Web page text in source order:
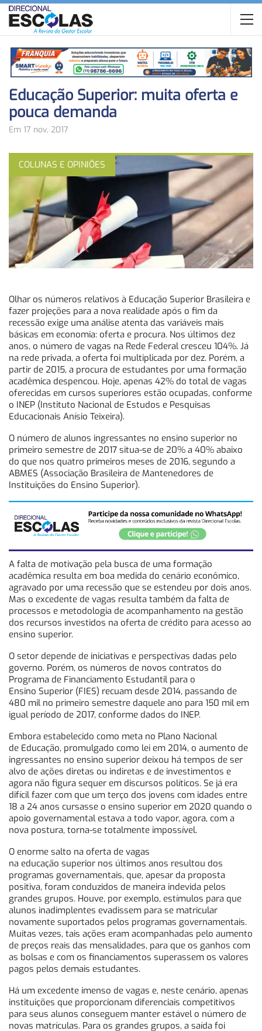
Educação Superior: muita oferta e
pouca demanda
Em 17 nov, 2017
COLUNAS E OPINIÕES
Olhar os números relativos à Educação Superior Brasileira e
fazer projeções para a nova realidade após o fim da
recessão exige uma análise atenta das variáveis mais
básicas em economia: oferta e procura. Nos últimos dez
anos, o número de vagas na Rede Federal cresceu 104%. Já
na rede privada, a oferta foi multiplicada por dez. Porém, a
partir de 2015, a procura de estudantes por uma formação
acadêmica despencou. Hoje, apenas 42% do total de vagas
oferecidas em cursos superiores estão ocupadas, conforme
o INEP (Instituto Nacional de Estudos e Pesquisas
Educacionais Anísio Teixeira).
O número de alunos ingressantes no ensino superior no
primeiro semestre de 2017 situa-se de 20% a 40% abaixo
do que nos quatro primeiros meses de 2016, segundo a
ABMES (Associação Brasileira de Mantenedores de
Instituições do Ensino Superior).
A falta de motivação pela busca de uma formação
acadêmica resulta em boa medida do cenário econômico,
agravado por uma recessão que se estendeu por dois anos.
Mas o excedente de vagas resulta também da falta de
processos e metodologia de acompanhamento na gestão
dos recursos investidos na oferta de crédito para acesso ao
ensino superior.
O setor depende de iniciativas e perspectivas dadas pelo
governo. Porém, os números de novos contratos do
Programa de Financiamento Estudantil para o
Ensino Superior (FIES) recuam desde 2014, passando de
480 mil no primeiro semestre daquele ano para 150 mil em
igual período de 2017, conforme dados do INEP.
Embora estabelecido como meta no Plano Nacional
de Educação, promulgado como lei em 2014, o aumento de
ingressantes no ensino superior deixou há tempos de ser
alvo de ações diretas ou indiretas e de investimentos e
agora não figura sequer em discursos políticos. Se já era
difícil fazer com que um terço dos jovens com idades entre
18 a 24 anos cursasse o ensino superior em 2020 quando o
apoio governamental estava a todo vapor, agora, com a
nova postura, torna-se totalmente impossível.
O enorme salto na oferta de vagas
na educação superior nos últimos anos resultou dos
programas governamentais, que, apesar da proposta
positiva, foram conduzidos de maneira indevida pelos
grandes grupos. Houve, por exemplo, estímulos para que
alunos inadimplentes evadissem para se matricular
novamente suportados pelos programas governamentais.
Muitas vezes, tais ações eram acompanhadas pelo aumento
de preços reais das mensalidades, para que os ganhos com
as bolsas e com os financiamentos superassem os valores
pagos pelos demais estudantes.
Há um excedente imenso de vagas e, neste cenário, apenas
instituições que proporcionam diferenciais competitivos
para seus alunos conseguem manter estável o número de
novas matrículas. Para os grandes grupos, a saída foi